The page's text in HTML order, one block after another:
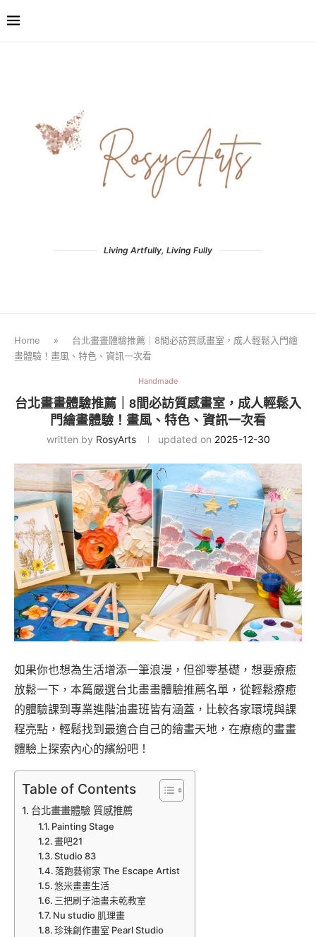
Living Artfully, Living Fully
Home »
台北畫畫體驗推薦｜8間必訪質感畫室，成人輕鬆入門繪
畫體驗！畫風、特色、資訊一次看
Handmade
台北畫畫體驗推薦｜8間必訪質感畫室，成人輕鬆入
門繪畫體驗！畫風、特色、資訊一次看
written by RosyArts updated on 2025-12-30
如果你也想為生活增添一筆浪漫，但卻零基礎，想要療癒
放鬆一下，本篇嚴選台北畫畫體驗推薦名單，從輕鬆療癒
的體驗課到專業進階油畫班皆有涵蓋，比較各家環境與課
程亮點，輕鬆找到最適合自己的繪畫天地，在療癒的畫畫
體驗上探索內心的繽紛吧！
Table of Contents
台北畫畫體驗 質感推薦
Painting Stage
畫吧21
Studio 83
落跑藝術家 The Escape Artist
悠米畫畫生活
三把刷子油畫未乾教室
Nu studio 肌理畫
珍珠創作畫室 Pearl Studio